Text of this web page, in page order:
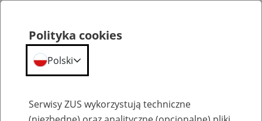
Polityka cookies
Polski
Serwisy ZUS wykorzystują techniczne